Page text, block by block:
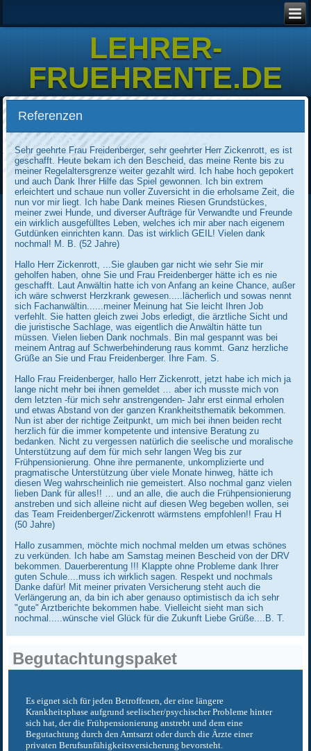
LEHRER-
FRUEHRENTE.DE
Referenzen
Sehr geehrte Frau Freidenberger, sehr geehrter Herr Zickenrott, es ist
geschafft. Heute bekam ich den Bescheid, das meine Rente bis zu
meiner Regelaltersgrenze weiter gezahlt wird. Ich habe hoch gepokert
und auch Dank Ihrer Hilfe das Spiel gewonnen. Ich bin extrem
erleichtert und schaue nun voller Zuversicht in die erholsame Zeit, die
nun vor mir liegt. Ich habe Dank meines Riesen Grundstückes,
meiner zwei Hunde, und diverser Aufträge für Verwandte und Freunde
ein wirklich ausgefülltes Leben, welches ich mir aber nach eigenem
Gutdünken einrichten kann. Das ist wirklich GEIL! Vielen dank
nochmal! M. B. (52 Jahre)
Hallo Herr Zickenrott, ...Sie glauben gar nicht wie sehr Sie mir
geholfen haben, ohne Sie und Frau Freidenberger hätte ich es nie
geschafft. Laut Anwältin hatte ich von Anfang an keine Chance, außer
ich wäre schwerst Herzkrank gewesen.....lächerlich und sowas nennt
sich Fachanwältin......meiner Meinung hat Sie leicht Ihren Job
verfehlt. Sie hatten gleich zwei Jobs erledigt, die ärztliche Sicht und
die juristische Sachlage, was eigentlich die Anwältin hätte tun
müssen. Vielen lieben Dank nochmals. Bin mal gespannt was bei
meinem Antrag auf Schwerbehinderung raus kommt. Ganz herzliche
Grüße an Sie und Frau Freidenberger. Ihre Fam. S.
Hallo Frau Freidenberger, hallo Herr Zickenrott, jetzt habe ich mich ja
lange nicht mehr bei ihnen gemeldet … aber ich musste mich von
dem letzten -für mich sehr anstrengenden- Jahr erst einmal erholen
und etwas Abstand von der ganzen Krankheitsthematik bekommen.
Nun ist aber der richtige Zeitpunkt, um mich bei ihnen beiden recht
herzlich für die immer kompetente und intensive Beratung zu
bedanken. Nicht zu vergessen natürlich die seelische und moralische
Unterstützung auf dem für mich sehr langen Weg bis zur
Frühpensionierung. Ohne ihre permanente, unkomplizierte und
pragmatische Unterstützung über viele Monate hinweg, hätte ich
diesen Weg wahrscheinlich nie gemeistert. Also nochmal ganz vielen
lieben Dank für alles!! … und an alle, die auch die Frühpensionierung
anstreben und sich alleine nicht auf diesen Weg begeben wollen, sei
das Team Freidenberger/Zickenrott wärmstens empfohlen!! Frau H
(50 Jahre)
Hallo zusammen, möchte mich nochmal melden um etwas schönes
zu verkünden. Ich habe am Samstag meinen Bescheid von der DRV
bekommen. Dauerberentung !!! Klappte ohne Probleme dank Ihrer
guten Schule....muss ich wirklich sagen. Respekt und nochmals
Danke dafür! Mit meiner privaten Versicherung steht auch die
Verlängerung an, da bin ich aber genauso optimistisch da ich sehr
"gute" Arztberichte bekommen habe. Vielleicht sieht man sich
nochmal.....wünsche viel Glück für die Zukunft Liebe Grüße....B. T.
Begutachtungspaket
Es eignet sich für jeden Betroffenen, der eine längere
Krankheitsphase aufgrund seelischer/psychischer Probleme hinter
sich hat, der die Frühpensionierung anstrebt und dem eine
Begutachtung durch den Amtsarzt oder durch die Ärzte einer
privaten Berufsunfähigkeitsversicherung bevorsteht.